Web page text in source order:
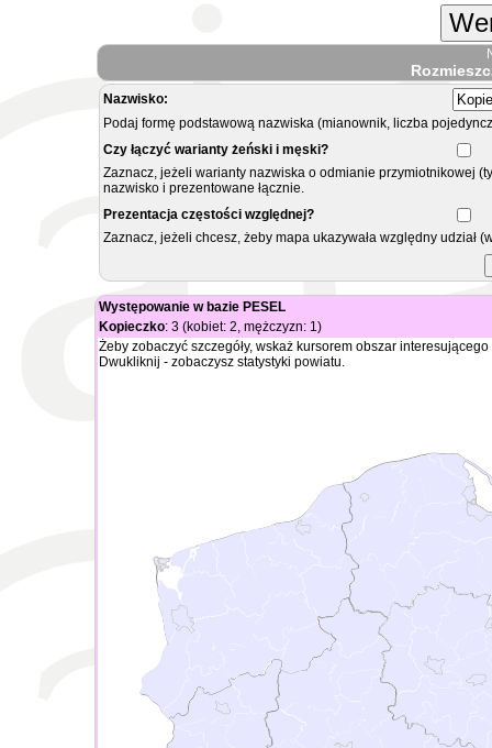
Nazwisko:
Podaj formę podstawową nazwiska (mianownik, liczba
Czy łączyć warianty żeński i męski?
Zaznacz, jeżeli warianty nazwiska o odmianie przymiotnikowej
nazwisko i prezentowane łącznie.
Prezentacja częstości względnej?
Zaznacz, jeżeli chcesz, żeby mapa ukazywała względny
Występowanie w bazie PESEL
Kopieczko: 3 (kobiet: 2, mężczyzn: 1)
Żeby zobaczyć szczegóły, wskaż kursorem obszar
Dwukliknij - zobaczysz statystyki powiatu.